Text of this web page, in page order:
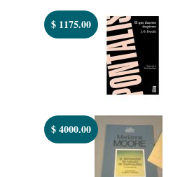
$ 1175.00
$4000.00